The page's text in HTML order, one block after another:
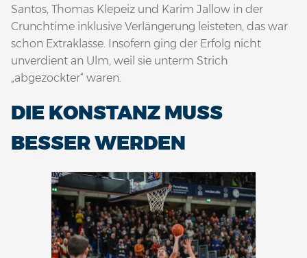
Santos, Thomas Klepeiz und Karim Jallow in der
Crunchtime inklusive Verlängerung leisteten, das war
schon Extraklasse. Insofern ging der Erfolg nicht
unverdient an Ulm, weil sie unterm Strich
„abgezockter“ waren.
DIE KONSTANZ MUSS
BESSER WERDEN